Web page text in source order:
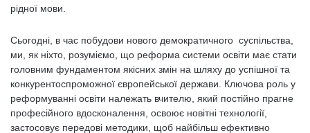
рідної мови.
Сьогодні, в час побудови нового демократичного суспільства,
ми, як ніхто, розуміємо, що реформа системи освіти має стати
головним фундаментом якісних змін на шляху до успішної та
конкурентоспроможної європейської держави. Ключова роль у
реформуванні освіти належать вчителю, який постійно прагне
професійного вдосконалення, освоює новітні технології,
застосовує передові методики, щоб найбільш ефективно